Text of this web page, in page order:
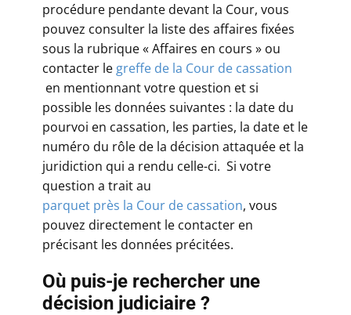
procédure pendante devant la Cour, vous
pouvez consulter la liste des affaires fixées
sous la rubrique « Affaires en cours » ou
contacter le greffe de la Cour de cassation
en mentionnant votre question et si
possible les données suivantes : la date du
pourvoi en cassation, les parties, la date et le
numéro du rôle de la décision attaquée et la
juridiction qui a rendu celle-ci. Si votre
question a trait au
parquet près la Cour de cassation, vous
pouvez directement le contacter en
précisant les données précitées.
Où puis-je rechercher une
décision judiciaire ?